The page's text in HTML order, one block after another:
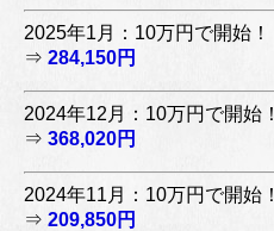
2025年1月：10万円で開始！
⇒ 284,150円
2024年12月：10万円で開始！
⇒ 368,020円
2024年11月：10万円で開始！
⇒ 209,850円